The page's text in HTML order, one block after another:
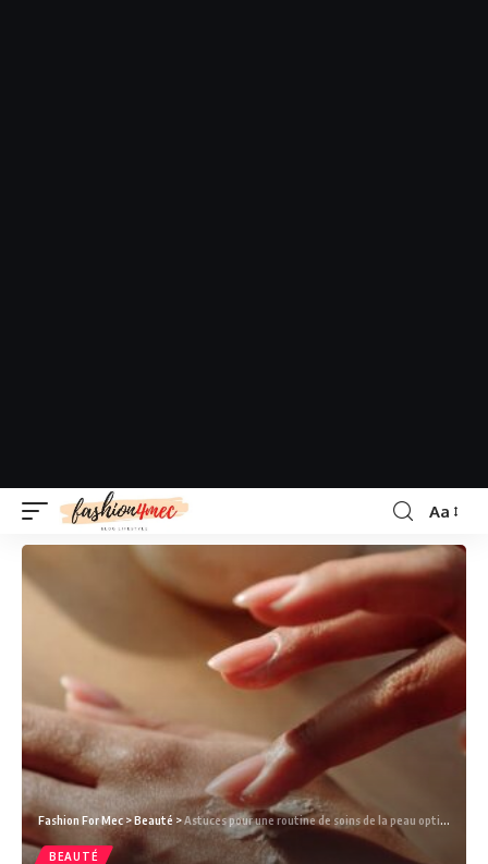
Aa
Fashion For Mec>Beauté >Astuces pour une routine de soins de la peau optimale avant et après une sortie nocturne
BEAUTÉ